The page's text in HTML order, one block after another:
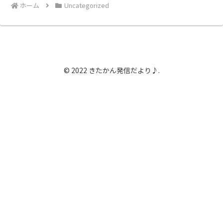
ホーム Uncategorized
© 2022 きたかん発信だより♪.